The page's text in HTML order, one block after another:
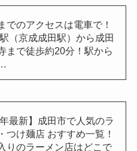
でのアクセスは電車で！
（京成成田駅）から成田
まで徒歩約20分！駅から
年最新】成田市で人気のラ
つけ麺店 おすすめ一覧！
りのラーメン店はどこで